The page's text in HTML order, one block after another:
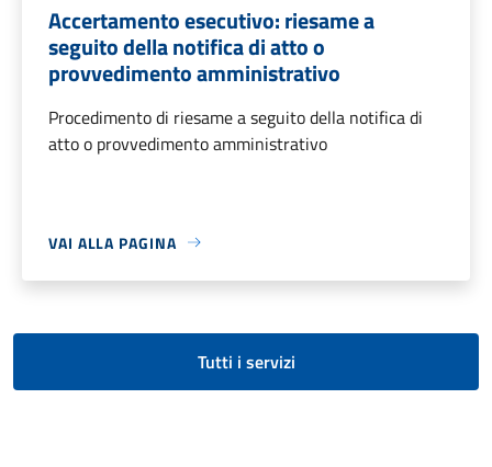
Accertamento esecutivo: riesame a
seguito della notifica di atto o
provvedimento amministrativo
Procedimento di riesame a seguito della notifica di
atto o provvedimento amministrativo
VAI ALLA PAGINA
Tutti i servizi